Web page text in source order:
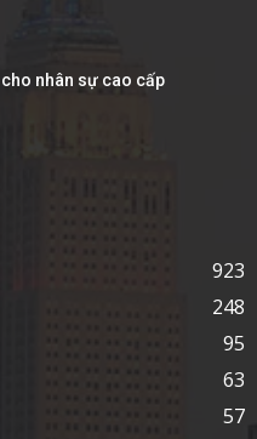
nhân sự cao cấp
923
248
95
63
57